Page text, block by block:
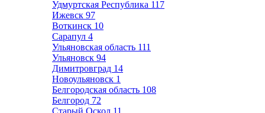
Удмуртская Республика 117
Ижевск 97
Воткинск 10
Сарапул 4
Ульяновская область 111
Ульяновск 94
Димитровград 14
Новоульяновск 1
Белгородская область 108
Белгород 72
Старый Оскол 11